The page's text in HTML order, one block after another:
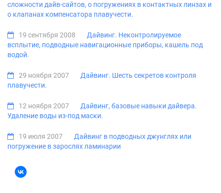
сложности дайв-сайтов, о погружениях в контактных линзах и
о клапанах компенсатора плавучести.
19 сентября 2008
Дайвинг. Неконтролируемое
всплытие, подводные навигационные приборы, кашель под
водой.
29 ноября 2007
Дайвинг. Шесть секретов контроля
плавучести.
12 ноября 2007
Дайвинг, базовые навыки дайвера.
Удаление воды из-под маски.
19 июля 2007
Дайвинг в подводных джунглях или
погружение в зарослях ламинарии